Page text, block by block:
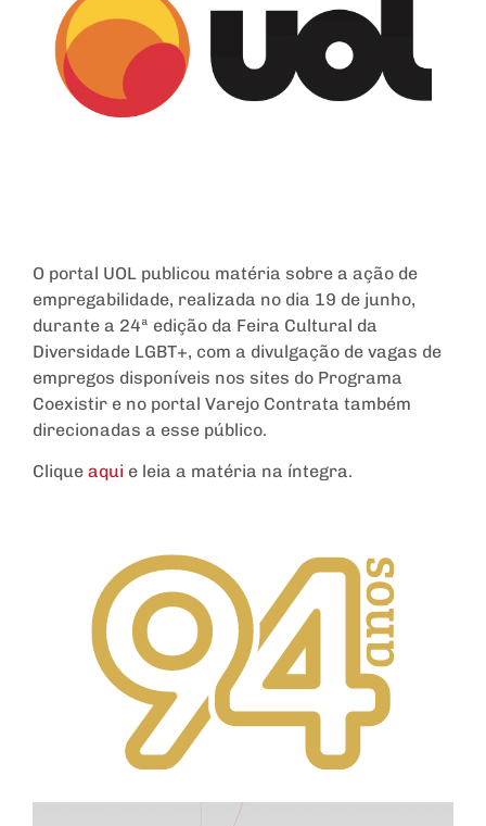
O portal UOL publicou matéria sobre a ação de
empregabilidade, realizada no dia 19 de junho,
durante a 24ª edição da Feira Cultural da
Diversidade LGBT+, com a divulgação de vagas de
empregos disponíveis nos sites do Programa
Coexistir e no portal Varejo Contrata também
direcionadas a esse público.
Clique aqui e leia a matéria na íntegra.